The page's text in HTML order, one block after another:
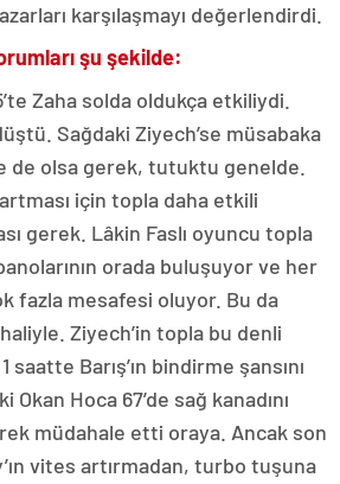
karşılaşmayı değerlendirdi.
şu şekilde:
Zaha solda oldukça etkiliydi.
Sağdaki Ziyech’se müsabaka
de olsa gerek, tutuktu genelde.
için topla daha etkili
gerek. Lâkin Faslı oyuncu topla
orada buluşuyor ve her
fazla mesafesi oluyor. Bu da
Ziyech’in topla bu denli
saatte Barış’ın bindirme şansını
Okan Hoca 67’de sağ kanadını
müdahale etti oraya. Ancak son
vites artırmadan, turbo tuşuna